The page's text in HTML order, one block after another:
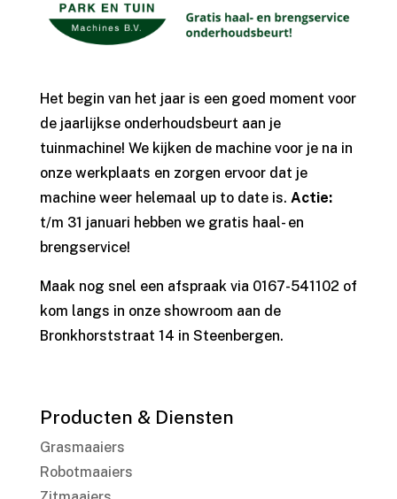
Het begin van het jaar is een goed moment voor
de jaarlijkse onderhoudsbeurt aan je
tuinmachine! We kijken de machine voor je na in
onze werkplaats en zorgen ervoor dat je
machine weer helemaal up to date is. Actie:
t/m 31 januari hebben we gratis haal- en
brengservice!
Maak nog snel een afspraak via 0167-541102 of
kom langs in onze showroom aan de
Bronkhorststraat 14 in Steenbergen.
Producten & Diensten
Grasmaaiers
Robotmaaiers